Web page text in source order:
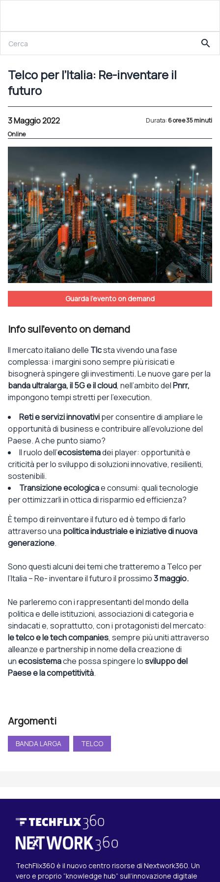
Telco per l’Italia: Re-inventare il futuro
search
Telco per l’Italia: Re-inventare il
futuro
3 Maggio 2022 Durata: 6 ore e 35 minuti
Online
Guarda l'evento on demand
Info sull'evento on demand
Il mercato italiano delle Tlcsta vivendo una fase
complessa: i margini sono sempre più risicati e
bisognerà spingere gli investimenti. Le nuove gare per la
banda ultralarga, il 5G e il cloud, nell’ambito delPnrr,
impongono tempi stretti per l’execution.
Reti e servizi innovativiper consentire di ampliare le
opportunità di business e contribuire all’evoluzione del
Paese. A che punto siamo?
Il ruolo dell’ecosistemadei player: opportunità e
criticità per lo sviluppo di soluzioni innovative, resilienti,
sostenibili.
Transizione ecologicae consumi: quali tecnologie
per ottimizzarli in ottica di risparmio ed efficienza?
È tempo di reinventare il futuro ed è tempo di farlo
attraverso una politica industriale e iniziative di nuova
generazione.
Sono questi alcuni dei temi che tratteremo a Telco per
l’Italia – Re- inventare il futuro il prossimo3 maggio.
Ne parleremo con i rappresentanti del mondo della
politica e delle istituzioni, associazioni di categoria e
sindacati e, soprattutto, con i protagonisti del mercato:
le telco e le tech companies, sempre più uniti attraverso
alleanze e partnership in nome della creazione di
unecosistemache possa spingere losviluppo del
Paese e la competitività.
Argomenti
BANDA LARGA TELCO
TechFlix360 è il nuovo centro risorse di Nextwork360. Un
vero e proprio “knowledge hub” sull’innovazione digitale